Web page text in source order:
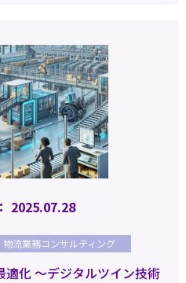
2025.07.28
物流業務コンサルティング
化 ～デジタルツイン技術